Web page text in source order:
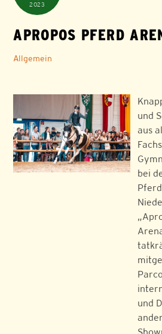
2023
APROPOS PFERD
Allgemein
und
aus
bei
und